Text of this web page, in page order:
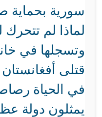
سورية بحماية
لماذا لم
وتسجلها في
قتلى
في الحياة
يمثلون دولة